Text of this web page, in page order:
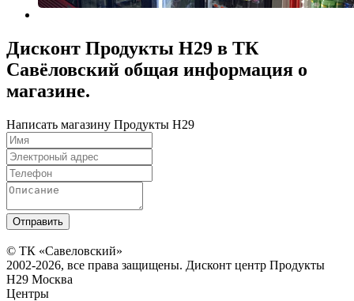
Дисконт Продукты H29 в ТК
Савёловский общая информация о
магазине.
Написать магазину Продукты H29
© ТК «Савеловский»
2002-2026, все права защищены. Дисконт центр Продукты
H29 Москва
Центры